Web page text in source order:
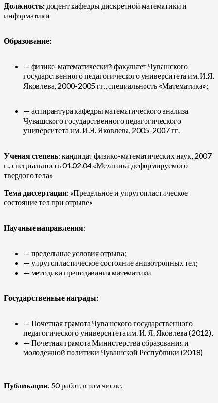
Должность: доцент кафедры дискретной математики и
информатики
Образование:
— физико-математический факультет Чувашского
государственного педагогического университета им. И.Я.
Яковлева, 2000-2005 гг., специальность «Математика»;
— аспирантура кафедры математического анализа
Чувашского государственного педагогического
университета им. И.Я. Яковлева, 2005-2007 гг.
Ученая степень: кандидат физико-математических наук, 2007
г., специальность 01.02.04 «Механика деформируемого
твердого тела»
Тема диссертации: «Предельное и упругопластическое
состояние тел при отрыве»
Научные направления:
— предельные условия отрыва;
— упругопластическое состояние анизотропных тел;
— методика преподавания математики
Государственные награды:
— Почетная грамота Чувашского государственного
педагогического университета им. И. Я. Яковлева (2012),
— Почетная грамота Министерства образования и
молодежной политики Чувашской Республики (2018)
Публикации: 50 работ, в том числе: